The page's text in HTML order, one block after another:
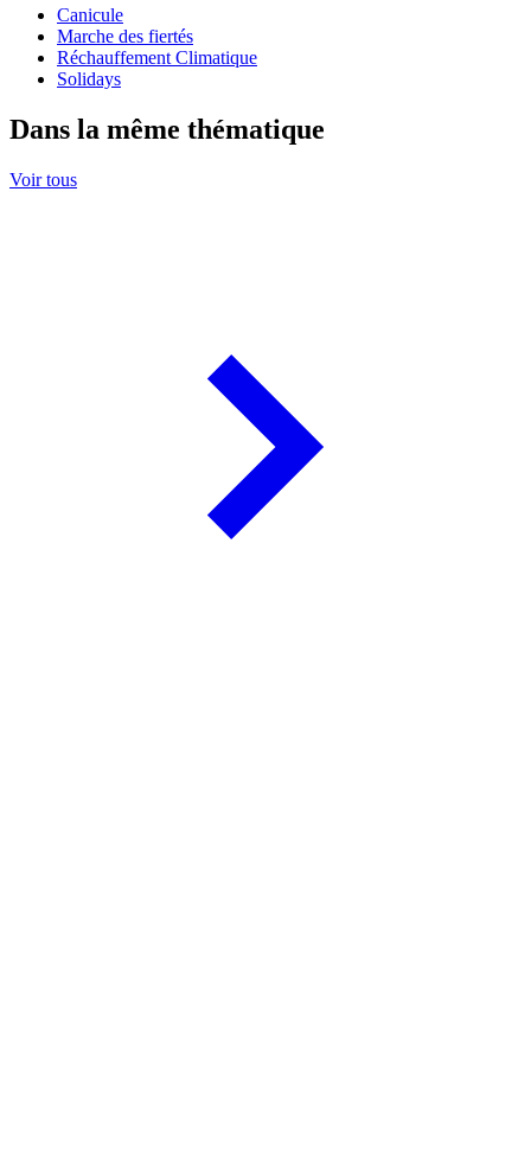
Canicule
Marche des fiertés
Réchauffement Climatique
Solidays
Dans la même thématique
Voir tous